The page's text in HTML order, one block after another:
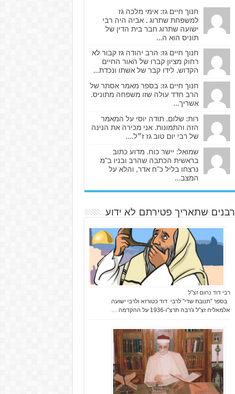
חנוך חיים גז: אימי מלכה גז
למשפחת שתרוג . אביה היה רבי
ישועה שתרוג חבר בית הדין של
תוניס הוא ה...
חנוך חיים גז: הרב יהודה גז קבור לא
רחוק מציון קברו של האור החיים
הקדוש. לידו קבר של אשתו ונכדת...
חנוך חיים גז: בספר מאמר אסתר של
הרב חדד עולה שזו משפחה מתוניס.
אשריך...
רות: שלום. תודה יוסי על המאמר
הזה והתמונות. אני מכירה את הנינה
של רבי יום טוב גז ז״ל....
שמואל: יישר כוח. מדוע כתוב
בראשית הכתבה שהרב ובניו ב"מ
נרצחו בליל כ"ח אדר, והלא על
המצב...
רבנים שתאריך פטירתם לא ידוע
רבי דוד נחום זצ"ל
בספר "תנובת שדי" לרבי דוד כטורזא ולרבי ישועה
אלמאליח זצ"ל ג'רבה תרצ"ו-1936 על ההקדמה …